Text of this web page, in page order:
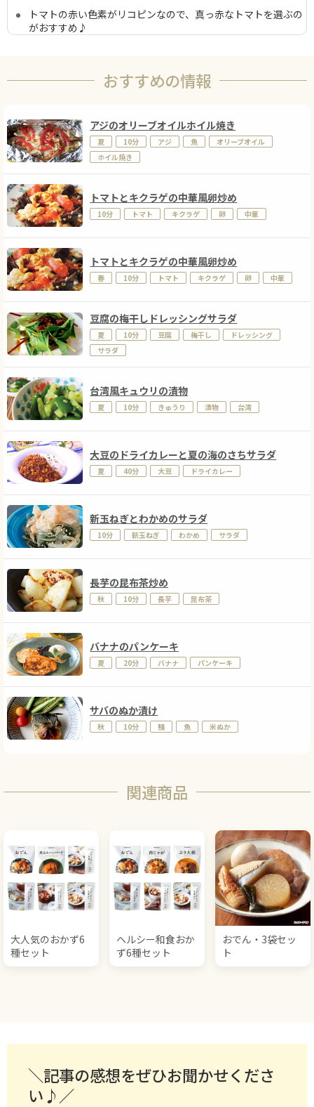
トマトの赤い色素がリコピンなので、真っ赤なトマトを選ぶの
がおすすめ♪
おすすめの情報
アジのオリーブオイルホイル焼き
夏 10分 アジ 魚
オリーブオイル
ホイル焼き
トマトとキクラゲの中華風卵炒め
10分 トマト キクラゲ 卵 中華
トマトとキクラゲの中華風卵炒め
春 10分 トマト キクラゲ 卵 中華
豆腐の梅干しドレッシングサラダ
夏 10分 豆腐 梅干し
ドレッシング
サラダ
台湾風キュウリの漬物
夏 10分 きゅうり 漬物 台湾
大豆のドライカレーと夏の海のさちサラダ
夏 40分 大豆 ドライカレー
新玉ねぎとわかめのサラダ
10分 新玉ねぎ わかめ サラダ
長芋の昆布茶炒め
秋 10分 長芋 昆布茶
バナナのパンケーキ
夏 20分 バナナ パンケーキ
サバのぬか漬け
秋 10分 鯖 魚 米ぬか
関連商品
大人気のおかず6
種セット
ヘルシー和食おか
ず6種セット
おでん・3袋セッ
ト
＼記事の感想をぜひお聞かせくださ
い♪／